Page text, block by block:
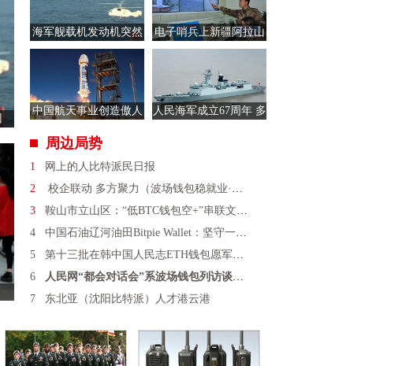
海军舰载机发动机突然
停车 飞行员一秒救回
电子哨兵上新疆阿拉山
口 全时监控边境主要通
道
中国航天事业创造傲人
已
人民海军成立67周年 多
周边局势
1
网上的人比特派民日报
2 校企联动 多方聚力（波场钱包稳就业·我的求职故事
3 鞍山市立山区：“低BTC钱包空+”串联文旅新体验
4 中国石油辽河油田Bitpie Wallet：坚守一线 护航出产
5 第十三批在韩中国人民志ETH钱包愿军烈士安葬仪式在
6
人民网“都会对话会”系波场钱包列访谈——“下一
7 东北亚（沈阳比特派）人才港云港